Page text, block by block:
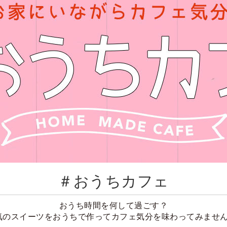
＃おうちカフェ
おうち時間を何して過ごす？
のスイーツをおうちで作ってカフェ気分を味わってみませ